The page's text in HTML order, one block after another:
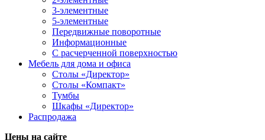
3-элементные
5-элементные
Передвижные поворотные
Информационные
С расчерченной поверхностью
Мебель для дома и офиса
Столы «Директор»
Столы «Компакт»
Тумбы
Шкафы «Директор»
Распродажа
Цены на сайте